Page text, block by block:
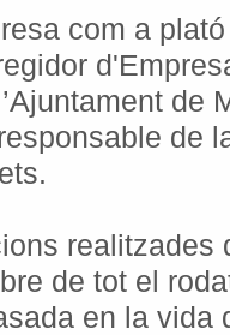
com a
de
de
realitzades
de tot el
en la vida